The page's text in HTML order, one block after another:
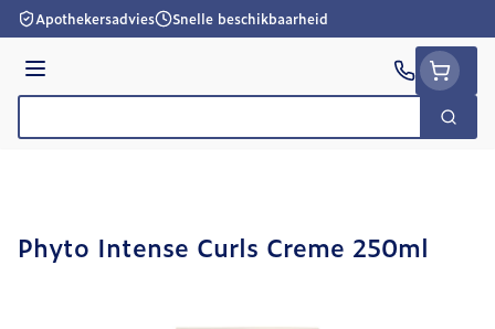
Ga naar de inhoud
Apothekersadvies Snelle beschikbaarheid
Menu
Zoek
Phyto Intense Curls Creme 250ml